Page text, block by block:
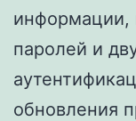
информации,
паролей и
обновления